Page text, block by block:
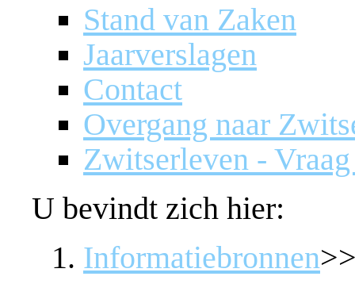
Stand van Zaken
Jaarverslagen
Contact
Overgang naar
Zwitserleven -
U bevindt zich hier:
Informatiebronnen